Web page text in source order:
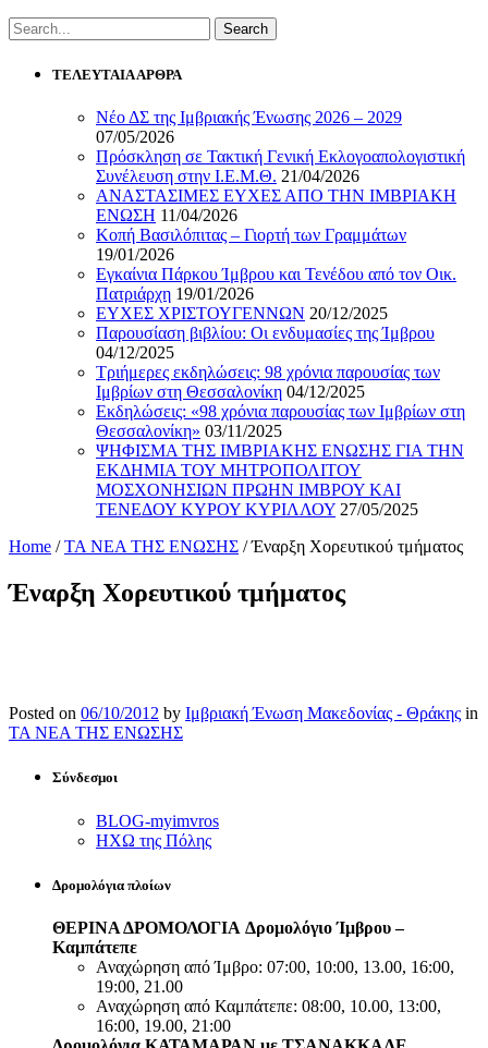
ΤΕΛΕΥΤΑΙΑ ΑΡΘΡΑ
Νέο ΔΣ της Ιμβριακής Ένωσης 2026 – 2029
07/05/2026
Πρόσκληση σε Τακτική Γενική Εκλογοαπολογιστική
Συνέλευση στην Ι.Ε.Μ.Θ. 21/04/2026
ΑΝΑΣΤΑΣΙΜΕΣ ΕΥΧΕΣ ΑΠΟ ΤΗΝ ΙΜΒΡΙΑΚΗ
ΕΝΩΣΗ 11/04/2026
Κοπή Βασιλόπιτας – Γιορτή των Γραμμάτων
19/01/2026
Εγκαίνια Πάρκου Ίμβρου και Τενέδου από τον Οικ.
Πατριάρχη 19/01/2026
ΕΥΧΕΣ ΧΡΙΣΤΟΥΓΕΝΝΩΝ 20/12/2025
Παρουσίαση βιβλίου: Οι ενδυμασίες της Ίμβρου
04/12/2025
Τριήμερες εκδηλώσεις: 98 χρόνια παρουσίας των
Ιμβρίων στη Θεσσαλονίκη 04/12/2025
Εκδηλώσεις: «98 χρόνια παρουσίας των Ιμβρίων στη
Θεσσαλονίκη» 03/11/2025
ΨΗΦΙΣΜΑ ΤΗΣ ΙΜΒΡΙΑΚΗΣ ΕΝΩΣΗΣ ΓΙΑ ΤΗΝ
ΕΚΔΗΜΙΑ ΤΟΥ ΜΗΤΡΟΠΟΛΙΤΟΥ
ΜΟΣΧΟΝΗΣΙΩΝ ΠΡΩΗΝ ΙΜΒΡΟΥ ΚΑΙ
ΤΕΝΕΔΟΥ ΚΥΡΟΥ ΚΥΡΙΛΛΟΥ 27/05/2025
Home /ΤΑ ΝΕΑ ΤΗΣ ΕΝΩΣΗΣ /Έναρξη Χορευτικού τμήματος
Έναρξη Χορευτικού τμήματος
Posted on 06/10/2012 by Ιμβριακή Ένωση Μακεδονίας - Θράκης in
ΤΑ ΝΕΑ ΤΗΣ ΕΝΩΣΗΣ
Σύνδεσμοι
BLOG-myimvros
ΗΧΩ της Πόλης
Δρομολόγια πλοίων
ΘΕΡΙΝΑ ΔΡΟΜΟΛΟΓΙΑ Δρομολόγιο Ίμβρου –
Καμπάτεπε
Αναχώρηση από Ίμβρο: 07:00, 10:00, 13.00, 16:00,
19:00, 21.00
Αναχώρηση από Καμπάτεπε: 08:00, 10.00, 13:00,
16:00, 19.00, 21:00